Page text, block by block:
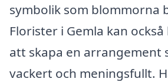
symbolik som blommorna
Florister i Gemla kan
att skapa en arrangement
vackert och meningsfullt.